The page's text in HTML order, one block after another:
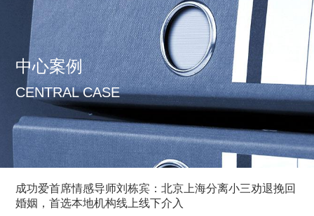
中心案例
CENTRAL CASE
成功爱首席情感导师刘栋宾：北京上海分离小三劝退挽回
婚姻，首选本地机构线上线下介入